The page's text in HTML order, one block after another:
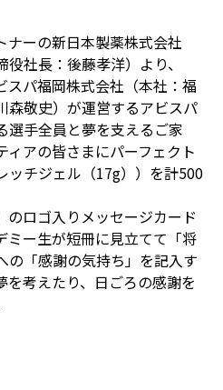
ナーの新日本製薬株式会社
役社長：後藤孝洋）より、
スパ福岡株式会社（本社：福
森敬史）が運営するアビスパ
選手全員と夢を支えるご家
アの皆さまにパーフェクト
ッチジェル（17g））を計500
のロゴ入りメッセージカード
ミー生が短冊に見立てて「将
の「感謝の気持ち」を記入す
を考えたり、日ごろの感謝を